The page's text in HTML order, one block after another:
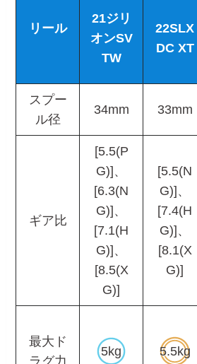
リール
21ジリ
オンSV
TW
22SLX
DC XT
スプー
ル径
34mm 33mm
ギア比
[5.5(P
G)]、
[6.3(N
G)]、
[7.1(H
G)]、
[8.5(X
G)]
[5.5(N
G)]、
[7.4(H
G)]、
[8.1(X
G)]
最大ド
ラグ力
5kg 5.5kg